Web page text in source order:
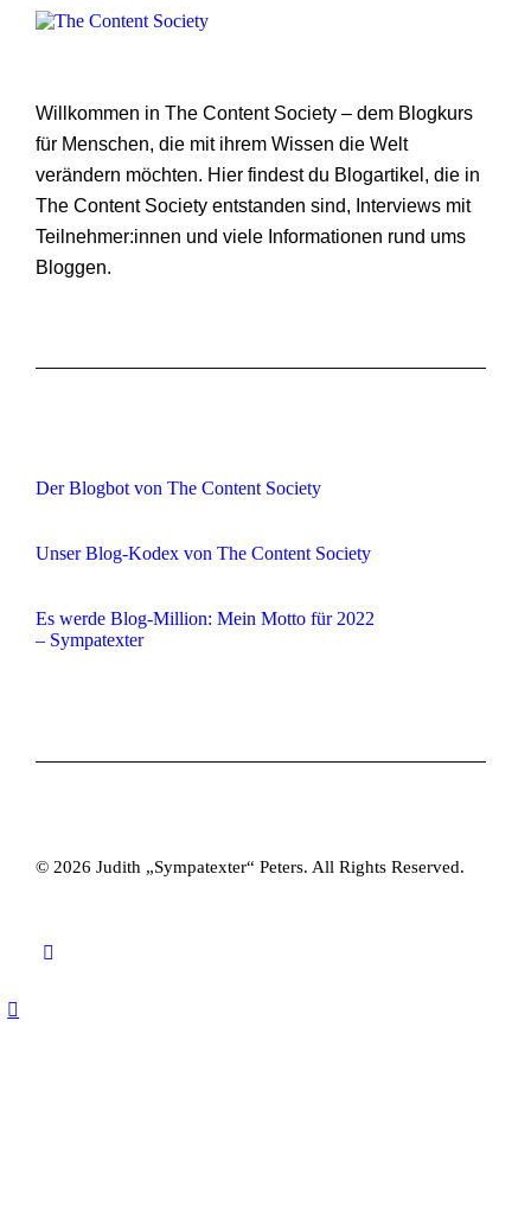
Willkommen in The Content Society – dem Blogkurs
für Menschen, die mit ihrem Wissen die Welt
verändern möchten. Hier findest du Blogartikel, die in
The Content Society entstanden sind, Interviews mit
Teilnehmer:innen und viele Informationen rund ums
Bloggen.
Der Blogbot von The Content Society
Unser Blog-Kodex von The Content Society
Es werde Blog-Million: Mein Motto für 2022
– Sympatexter
© 2026 Judith „Sympatexter“ Peters. All Rights Reserved.